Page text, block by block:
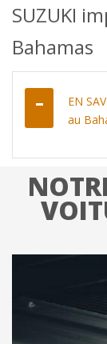
SUZUKI
Bahamas
EN
au